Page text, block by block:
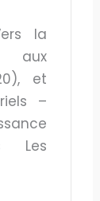
la
aux
et
–
Les